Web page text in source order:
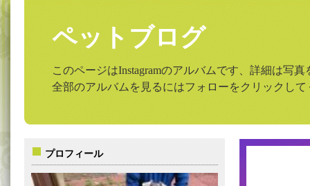
ペットブログ
このページはInstagramのアルバムです、詳細は写
全部のアルバムを見るにはフォローをクリックして
プロフィール